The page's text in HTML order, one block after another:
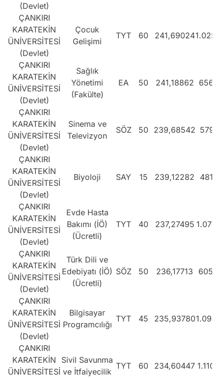
(Devlet)
ÇANKIRI
KARATEKİN
ÜNİVERSİTESİ
(Devlet)
Çocuk
Gelişimi
TYT 60 241,69024
ÇANKIRI
KARATEKİN
ÜNİVERSİTESİ
(Devlet)
Sağlık
Yönetimi
(Fakülte)
EA 50 241,18862
ÇANKIRI
KARATEKİN
ÜNİVERSİTESİ
(Devlet)
Sinema ve
Televizyon
SÖZ 50 239,68542
ÇANKIRI
KARATEKİN
ÜNİVERSİTESİ
(Devlet)
Biyoloji SAY 15 239,12282
ÇANKIRI
KARATEKİN
ÜNİVERSİTESİ
(Devlet)
Evde Hasta
Bakımı (İÖ)
(Ücretli)
TYT 40 237,27495
ÇANKIRI
KARATEKİN
ÜNİVERSİTESİ
(Devlet)
Türk Dili ve
Edebiyatı (İÖ)
(Ücretli)
SÖZ 50 236,17713
ÇANKIRI
KARATEKİN
ÜNİVERSİTESİ
(Devlet)
Bilgisayar
Programcılığı
TYT 45 235,93780
ÇANKIRI
KARATEKİN
ÜNİVERSİTESİ
Sivil Savunma
ve İtfaiyecilik
TYT 60 234,60447